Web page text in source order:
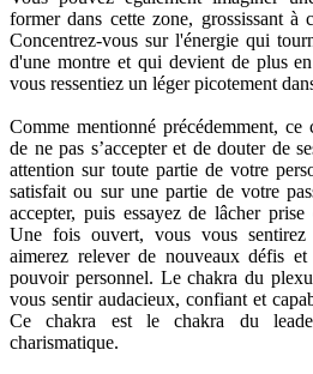
former dans cette zone, grossissant à
Concentrez-vous sur l'énergie qui
d'une montre et qui devient de plus
vous ressentiez un léger picotement
Comme mentionné précédemment,
de ne pas s’accepter et de douter de
attention sur toute partie de votre
satisfait ou sur une partie de votre
accepter, puis essayez de lâcher
Une fois ouvert, vous vous
aimerez relever de nouveaux défis
pouvoir personnel. Le chakra du
vous sentir audacieux, confiant et
Ce chakra est le chakra du
charismatique.